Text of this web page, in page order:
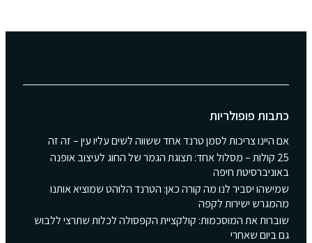
כתבות פופולריות
אם היינו צריכות לסמן טרנד אחד ששווה לשים עליו עין – זה זה
25 קולות – מסלול אחד: תצוגת הגמר של החוג לעיצוב אופנה
באוניברסיטת חיפה
שמישהו יסביר לנו מה קורה כאן: הטרנד הלוהט שמוציא אותנו
מהמגרש ישירות לקפה
שוברות את המוסכמות: קולקציית הקפסולה לכלות שתרצי ללבוש
גם ביום שאחרי